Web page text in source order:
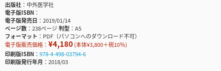
出版社
中外医学社
電子版ISBN
電子版発売日
2019/01/14
ページ数
238ページ判型
A5
フォーマット
PDF（パソコンへのダウンロード不可）
電子版販売価格： ¥4,180(本体¥3,800＋税10％)
印刷版ISBN
978-4-498-03794-6
印刷版発行年月
2018/03